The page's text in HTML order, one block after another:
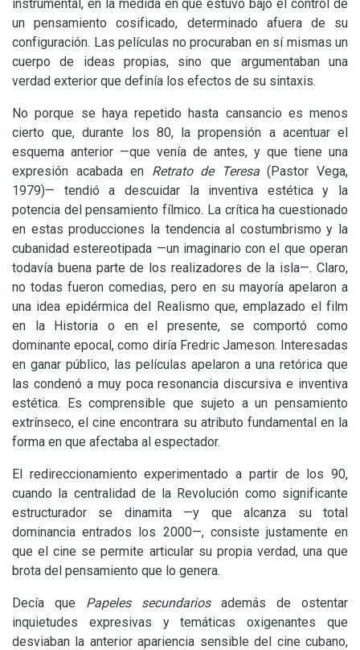
instrumental, en la medida en que estuvo bajo el control de
un pensamiento cosificado, determinado afuera de su
configuración. Las películas no procuraban en sí mismas un
cuerpo de ideas propias, sino que argumentaban una
verdad exterior que definía los efectos de su sintaxis.
No porque se haya repetido hasta cansancio es menos
cierto que, durante los 80, la propensión a acentuar el
esquema anterior —que venía de antes, y que tiene una
expresión acabada en Retrato de Teresa(Pastor Vega,
1979)— tendió a descuidar la inventiva estética y la
potencia del pensamiento fílmico. La crítica ha cuestionado
en estas producciones la tendencia al costumbrismo y la
cubanidad estereotipada —un imaginario con el que operan
todavía buena parte de los realizadores de la isla—. Claro,
no todas fueron comedias, pero en su mayoría apelaron a
una idea epidérmica del Realismo que, emplazado el film
en la Historia o en el presente, se comportó como
dominante epocal, como diría Fredric Jameson. Interesadas
en ganar público, las películas apelaron a una retórica que
las condenó a muy poca resonancia discursiva e inventiva
estética. Es comprensible que sujeto a un pensamiento
extrínseco, el cine encontrara su atributo fundamental en la
forma en que afectaba al espectador.
El redireccionamiento experimentado a partir de los 90,
cuando la centralidad de la Revolución como significante
estructurador se dinamita —y que alcanza su total
dominancia entrados los 2000—, consiste justamente en
que el cine se permite articular su propia verdad, una que
brota del pensamiento que lo genera.
Decía que Papeles secundariosademás de ostentar
inquietudes expresivas y temáticas oxigenantes que
desviaban la anterior apariencia sensible del cine cubano,